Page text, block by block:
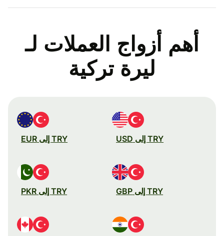
أهم أزواج العملات لـ
ليرة تركية
TRY إلى USD TRY إلى EUR
TRY إلى GBP TRY إلى PKR